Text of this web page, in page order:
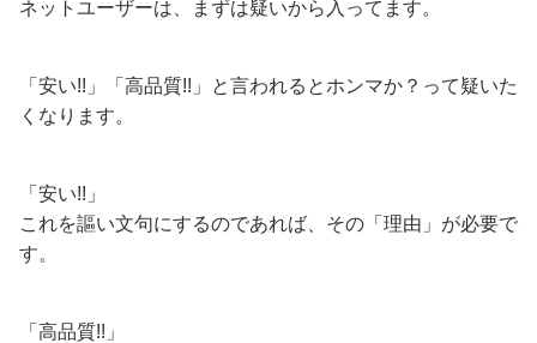
ネットユーザーは、まずは疑いから入ってます。
「安い!!」「高品質!!」と言われるとホンマか？って疑いた
くなります。
「安い!!」
これを謳い文句にするのであれば、その「理由」が必要で
す。
「高品質!!」